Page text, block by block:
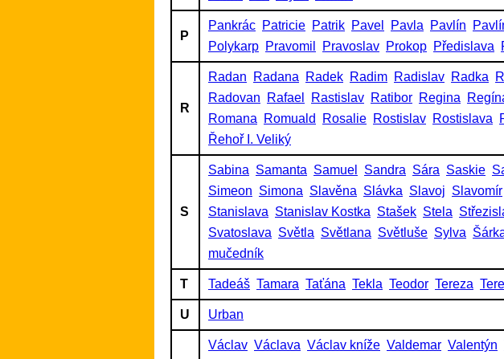
P
Pankrác Patricie Patrik Pavel Pavla Pavlín
Polykarp Pravomil Pravoslav Prokop Předislava
R
Radan Radana Radek Radim Radislav Radka
Radovan
Rafael Rastislav Ratibor Regina
Romana
Romuald Rosalie Rostislav Rostislava
Řehoř I. Veliký
S
Sabina Samanta Samuel Sandra Sára Saskie
Simeon Simona Slavěna Slávka Slavoj Slavomír
Stanislava Stanislav Kostka Stašek Stela
Svatoslava Světla Světlana Světluše Sylva
mučedník
T Tadeáš Tamara Taťána Tekla Teodor Tereza
U Urban
Václav Václava Václav kníže Valdemar Valentýn